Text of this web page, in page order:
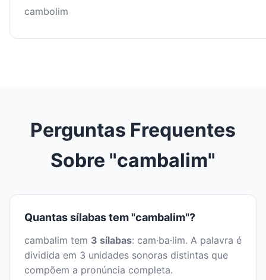
cambolim
Perguntas Frequentes
Sobre "cambalim"
Quantas sílabas tem "cambalim"?
cambalim tem 3 sílabas: cam·ba·lim. A palavra é
dividida em 3 unidades sonoras distintas que
compõem a pronúncia completa.